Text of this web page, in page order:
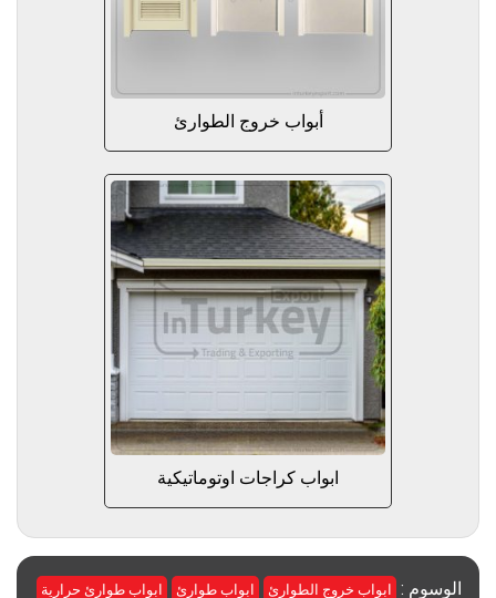
أبواب خروج الطوارئ
ابواب كراجات اوتوماتيكية
الوسوم : ابواب خروج الطوارئ ابواب طوارئ ابواب طوارئ حرارية